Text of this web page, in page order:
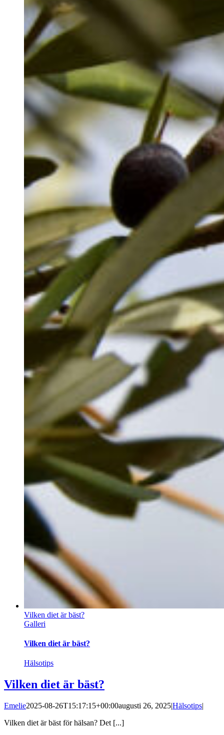
Vilken diet är bäst?
Galleri
Vilken diet är bäst?
Hälsotips
Vilken diet är bäst?
Emelie2025-08-26T15:17:15+00:00augusti 26, 2025|Hälsotips|
Vilken diet är bäst för hälsan? Det [...]